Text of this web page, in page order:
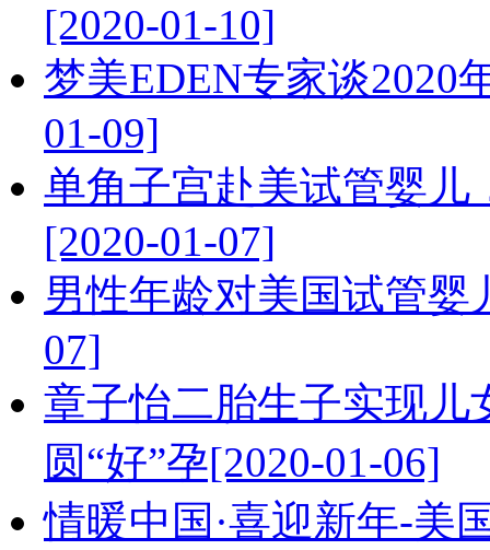
[2020-01-10]
梦美EDEN专家谈2020
01-09]
单角子宫赴美试管婴儿
[2020-01-07]
男性年龄对美国试管婴
07]
章子怡二胎生子实现儿
圆“好”孕[2020-01-06]
情暖中国·喜迎新年-美